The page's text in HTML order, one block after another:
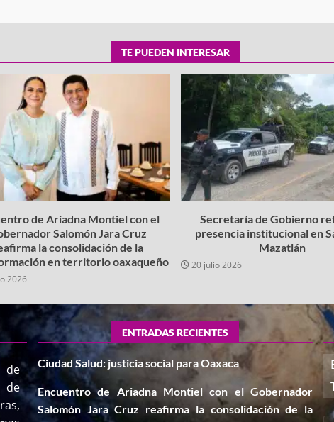
TE PUEDEN INTERESAR
de Ariadna Montiel con el
Salomón Jara Cruz
la consolidación de la
en territorio oaxaqueño
2026
Secretaría de Gobierno
presencia institucional en
Mazatlán
20 julio 2026
de
de
ENTRADAS RECIENTES
Ciudad Salud: justicia social para Oaxaca
Encuentro de Ariadna Montiel con el Gobernador
Salomón Jara Cruz reafirma la consolidación de la